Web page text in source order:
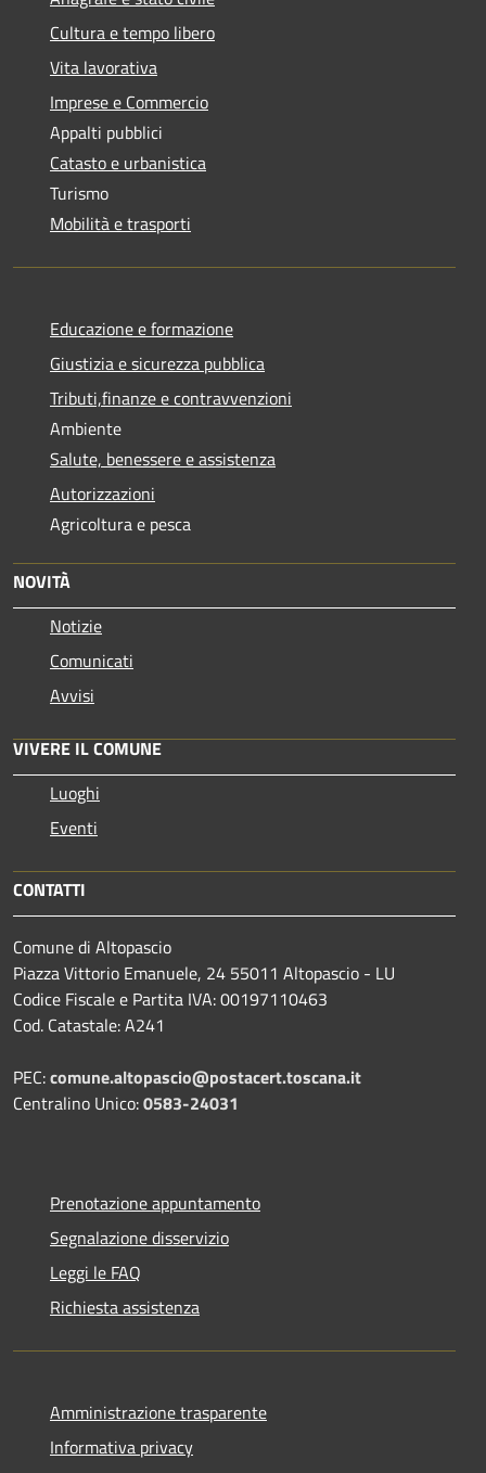
Cultura e tempo libero
Vita lavorativa
Imprese e Commercio
Appalti pubblici
Catasto e urbanistica
Turismo
Mobilità e trasporti
Educazione e formazione
Giustizia e sicurezza pubblica
Tributi,finanze e contravvenzioni
Ambiente
Salute, benessere e assistenza
Autorizzazioni
Agricoltura e pesca
NOVITÀ
Notizie
Comunicati
Avvisi
VIVERE IL COMUNE
Luoghi
Eventi
CONTATTI
Comune di Altopascio
Piazza Vittorio Emanuele, 24 55011 Altopascio - LU
Codice Fiscale e Partita IVA: 00197110463
Cod. Catastale: A241
PEC:comune.altopascio@postacert.toscana.it
Centralino Unico:0583-24031
Prenotazione appuntamento
Segnalazione disservizio
Leggi le FAQ
Richiesta assistenza
Amministrazione trasparente
Informativa privacy